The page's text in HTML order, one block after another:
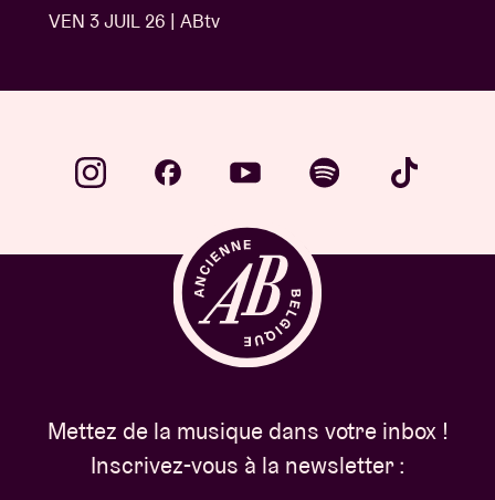
VEN 3 JUIL 26 | ABtv
Mettez de la musique dans votre inbox !
Inscrivez-vous à la newsletter :